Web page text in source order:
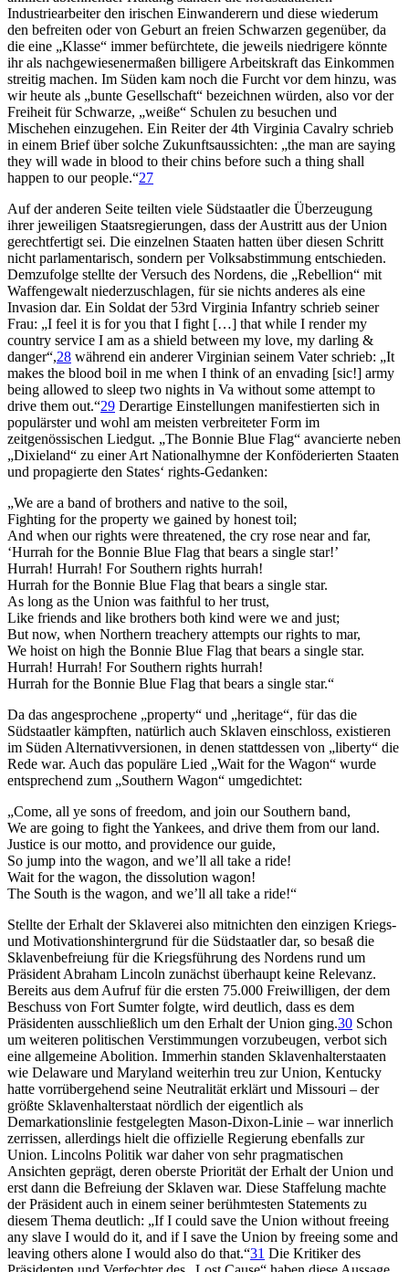
Industriearbeiter den irischen Einwanderern und diese wiederum
den befreiten oder von Geburt an freien Schwarzen gegenüber, da
die eine „Klasse“ immer befürchtete, die jeweils niedrigere könnte
ihr als nachgewiesenermaßen billigere Arbeitskraft das Einkommen
streitig machen. Im Süden kam noch die Furcht vor dem hinzu, was
wir heute als „bunte Gesellschaft“ bezeichnen würden, also vor der
Freiheit für Schwarze, „weiße“ Schulen zu besuchen und
Mischehen einzugehen. Ein Reiter der 4th Virginia Cavalry schrieb
in einem Brief über solche Zukunftsaussichten: „the man are saying
they will wade in blood to their chins before such a thing shall
happen to our people.“27
Auf der anderen Seite teilten viele Südstaatler die Überzeugung
ihrer jeweiligen Staatsregierungen, dass der Austritt aus der Union
gerechtfertigt sei. Die einzelnen Staaten hatten über diesen Schritt
nicht parlamentarisch, sondern per Volksabstimmung entschieden.
Demzufolge stellte der Versuch des Nordens, die „Rebellion“ mit
Waffengewalt niederzuschlagen, für sie nichts anderes als eine
Invasion dar. Ein Soldat der 53rd Virginia Infantry schrieb seiner
Frau: „I feel it is for you that I fight […] that while I render my
country service I am as a shield between my love, my darling &
danger“,28 während ein anderer Virginian seinem Vater schrieb: „It
makes the blood boil in me when I think of an envading [sic!] army
being allowed to sleep two nights in Va without some attempt to
drive them out.“29 Derartige Einstellungen manifestierten sich in
populärster und wohl am meisten verbreiteter Form im
zeitgenössischen Liedgut. „The Bonnie Blue Flag“ avancierte neben
„Dixieland“ zu einer Art Nationalhymne der Konföderierten Staaten
und propagierte den States‘ rights-Gedanken:
„We are a band of brothers and native to the soil,
Fighting for the property we gained by honest toil;
And when our rights were threatened, the cry rose near and far,
‘Hurrah for the Bonnie Blue Flag that bears a single star!’
Hurrah! Hurrah! For Southern rights hurrah!
Hurrah for the Bonnie Blue Flag that bears a single star.
As long as the Union was faithful to her trust,
Like friends and like brothers both kind were we and just;
But now, when Northern treachery attempts our rights to mar,
We hoist on high the Bonnie Blue Flag that bears a single star.
Hurrah! Hurrah! For Southern rights hurrah!
Hurrah for the Bonnie Blue Flag that bears a single star.“
Da das angesprochene „property“ und „heritage“, für das die
Südstaatler kämpften, natürlich auch Sklaven einschloss, existieren
im Süden Alternativversionen, in denen stattdessen von „liberty“ die
Rede war. Auch das populäre Lied „Wait for the Wagon“ wurde
entsprechend zum „Southern Wagon“ umgedichtet:
„Come, all ye sons of freedom, and join our Southern band,
We are going to fight the Yankees, and drive them from our land.
Justice is our motto, and providence our guide,
So jump into the wagon, and we’ll all take a ride!
Wait for the wagon, the dissolution wagon!
The South is the wagon, and we’ll all take a ride!“
Stellte der Erhalt der Sklaverei also mitnichten den einzigen Kriegs-
und Motivationshintergrund für die Südstaatler dar, so besaß die
Sklavenbefreiung für die Kriegsführung des Nordens rund um
Präsident Abraham Lincoln zunächst überhaupt keine Relevanz.
Bereits aus dem Aufruf für die ersten 75.000 Freiwilligen, der dem
Beschuss von Fort Sumter folgte, wird deutlich, dass es dem
Präsidenten ausschließlich um den Erhalt der Union ging.30 Schon
um weiteren politischen Verstimmungen vorzubeugen, verbot sich
eine allgemeine Abolition. Immerhin standen Sklavenhalterstaaten
wie Delaware und Maryland weiterhin treu zur Union, Kentucky
hatte vorrübergehend seine Neutralität erklärt und Missouri – der
größte Sklavenhalterstaat nördlich der eigentlich als
Demarkationslinie festgelegten Mason-Dixon-Linie – war innerlich
zerrissen, allerdings hielt die offizielle Regierung ebenfalls zur
Union. Lincolns Politik war daher von sehr pragmatischen
Ansichten geprägt, deren oberste Priorität der Erhalt der Union und
erst dann die Befreiung der Sklaven war. Diese Staffelung machte
der Präsident auch in einem seiner berühmtesten Statements zu
diesem Thema deutlich: „If I could save the Union without freeing
any slave I would do it, and if I save the Union by freeing some and
leaving others alone I would also do that.“31 Die Kritiker des